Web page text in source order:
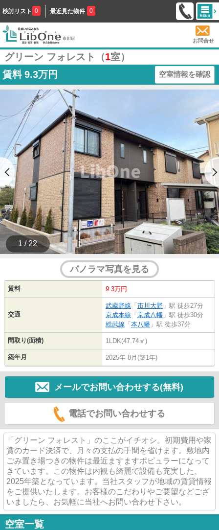
検討リスト 0 最近見た物件 0
お問合せ
グリーン フォレスト（1室）
賃料 9.3万円 空室情報を確認
1 / 22
パノラマ写真を見る
賃料 9.3万円
交通
武蔵野線 「 市川大野 」駅 徒歩27分
京成本線 「 京成八幡 」駅 徒歩30分
総武線 「 本八幡 」駅 徒歩37分
間取り(面積) 1LDK(47.74㎡)
築年月 2025年 8月(築1年)
メールでお問い合わせする(無料)
電話でお問い合わせする
「グリーン フォレスト」のここがイチオシ。初期費用や家
賃のカード決済で、月々の支払の手間を省けます。敷地内
ごみ置き場つきの物件は最近ますますポピュラーになって
きています。この物件は内観も綺麗で設備も充実した、
2025年築となっています。当社スタッフが地域の賃貸情報
をご提供いたします。お客様のこだわりやご要望などござ
いましたら、お気軽に当社へお問い合わせ下さい。
空室一覧